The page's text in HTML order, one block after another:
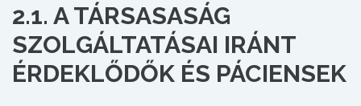
2.1. A TÁRSASASÁG
SZOLGÁLTATÁSAI IRÁNT
ÉRDEKLŐDŐK ÉS PÁCIENSEK